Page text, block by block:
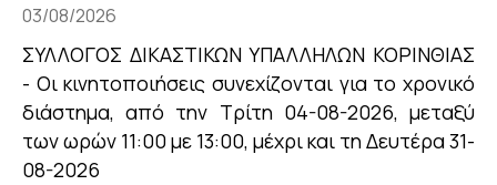
03/08/2026
ΣΥΛΛΟΓΟΣ ΔΙΚΑΣΤΙΚΩΝ ΥΠΑΛΛΗΛΩΝ ΚΟΡΙΝΘΙΑΣ
- Οι κινητοποιήσεις συνεχίζονται για το χρονικό
διάστημα, από την Τρίτη 04-08-2026, μεταξύ
των ωρών 11:00 με 13:00, μέχρι και τη Δευτέρα 31-
08-2026